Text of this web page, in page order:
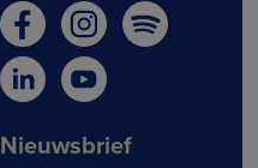
Nieuwsbrief